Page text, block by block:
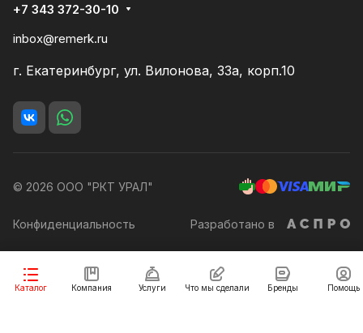
Заказать
Каталог Компания Услуги Что мы сделали Бренды Помощь
+7 343 372-30-10
inbox@remerk.ru
г. Екатеринбург, ул. Вилонова, 33а, корп.10
© 2026 ООО "РКТ УРАЛ"
Конфиденциальность Разработано в